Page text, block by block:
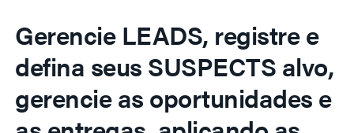
Gerencie LEADS, registre e
defina seus SUSPECTS alvo,
gerencie as oportunidades e